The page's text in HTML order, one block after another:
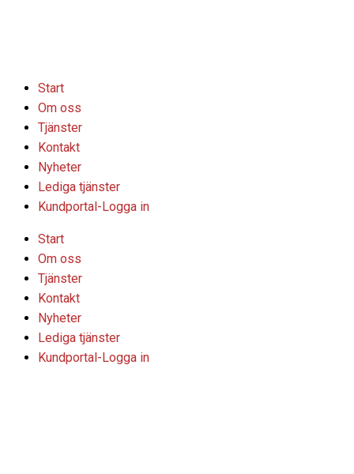
Start
Om oss
Tjänster
Kontakt
Nyheter
Lediga tjänster
Kundportal-Logga in
Start
Om oss
Tjänster
Kontakt
Nyheter
Lediga tjänster
Kundportal-Logga in